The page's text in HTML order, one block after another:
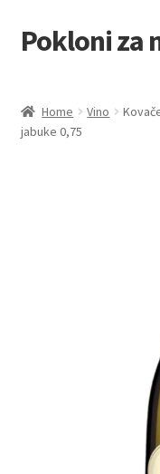
Skip
to
Skip
to
Pokloni za
Akcija za dan
Home Vino
jabuke 0,75